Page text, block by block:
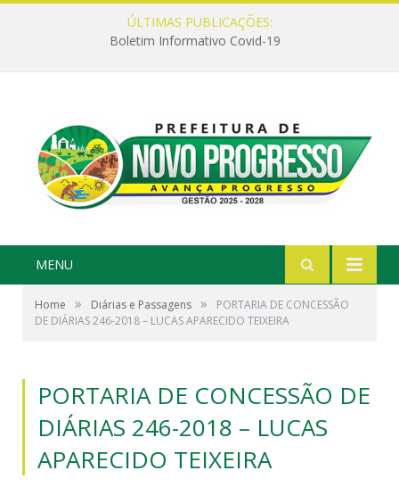
ÚLTIMAS PUBLICAÇÕES:
Boletim Informativo Covid-19
MENU
Home » Diárias e Passagens »
PORTARIA DE CONCESSÃO
DE DIÁRIAS 246-2018 – LUCAS APARECIDO TEIXEIRA
PORTARIA DE CONCESSÃO DE
DIÁRIAS 246-2018 – LUCAS
APARECIDO TEIXEIRA